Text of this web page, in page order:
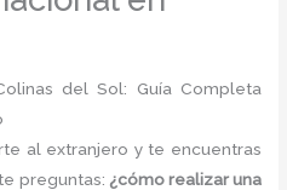
del Sol: Guía Completa
al extranjero y te encuentras
preguntas: ¿cómo realizar una